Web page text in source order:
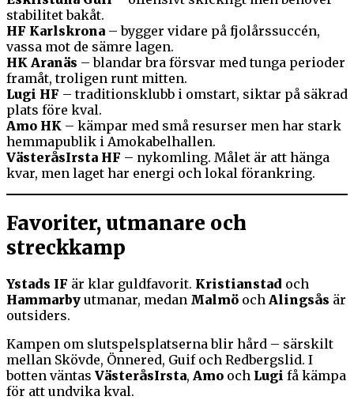
stabilitet bakåt.
HF Karlskrona – bygger vidare på fjolårssuccén,
vassa mot de sämre lagen.
HK Aranäs – blandar bra försvar med tunga perioder
framåt, troligen runt mitten.
Lugi HF – traditionsklubb i omstart, siktar på säkrad
plats före kval.
Amo HK – kämpar med små resurser men har stark
hemmapublik i Amokabelhallen.
VästeråsIrsta HF – nykomling. Målet är att hänga
kvar, men laget har energi och lokal förankring.
Favoriter, utmanare och
streckkamp
Ystads IF är klar guldfavorit. Kristianstad och
Hammarby utmanar, medan Malmö och Alingsås är
outsiders.
Kampen om slutspelsplatserna blir hård – särskilt
mellan Skövde, Önnered, Guif och Redbergslid. I
botten väntas VästeråsIrsta, Amo och Lugi få kämpa
för att undvika kval.